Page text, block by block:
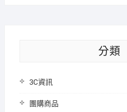
分類
3C資訊
團購商品